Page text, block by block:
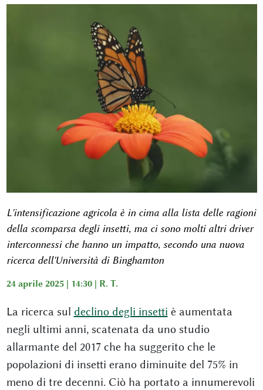
L'intensificazione agricola è in cima alla lista delle ragioni
della scomparsa degli insetti, ma ci sono molti altri driver
interconnessi che hanno un impatto, secondo una nuova
ricerca dell'Università di Binghamton
24 aprile 2025 | 14:30 | R. T.
La ricerca sul declino degli insetti è aumentata
negli ultimi anni, scatenata da uno studio
allarmante del 2017 che ha suggerito che le
popolazioni di insetti erano diminuite del 75% in
meno di tre decenni. Ciò ha portato a innumerevoli